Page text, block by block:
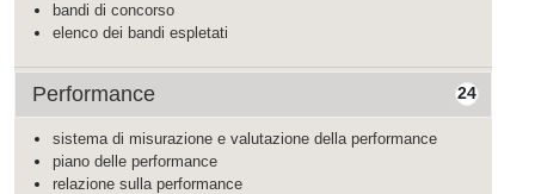
bandi di concorso
elenco dei bandi espletati
24
Performance
sistema di misurazione e valutazione della performance
piano delle performance
relazione sulla performance